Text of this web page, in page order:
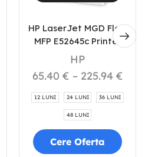
HP LaserJet MGD Flow
MFP E52645c Printer
HP
65.40 € – 225.94 €
12 LUNI 24 LUNI 36 LUNI
48 LUNI
Cere Oferta